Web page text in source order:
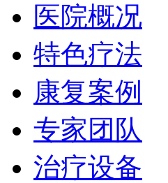
医院概况
特色疗法
康复案例
专家团队
治疗设备